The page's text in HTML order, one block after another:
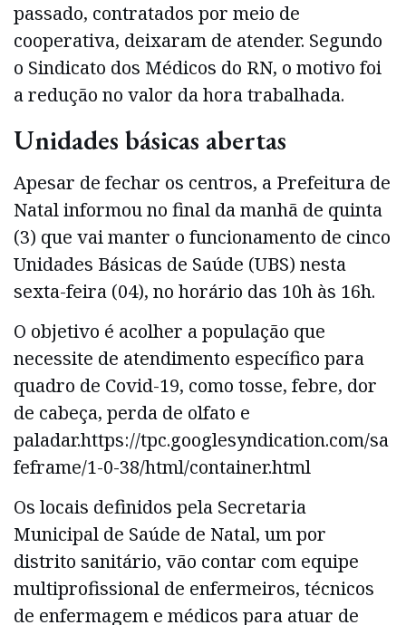
passado, contratados por meio de
cooperativa, deixaram de atender. Segundo
o Sindicato dos Médicos do RN, o motivo foi
a redução no valor da hora trabalhada.
Unidades básicas abertas
Apesar de fechar os centros, a Prefeitura de
Natal informou no final da manhã de quinta
(3) que vai manter o funcionamento de cinco
Unidades Básicas de Saúde (UBS) nesta
sexta-feira (04), no horário das 10h às 16h.
O objetivo é acolher a população que
necessite de atendimento específico para
quadro de Covid-19, como tosse, febre, dor
de cabeça, perda de olfato e
paladar.https://tpc.googlesyndication.com/sa
feframe/1-0-38/html/container.html
Os locais definidos pela Secretaria
Municipal de Saúde de Natal, um por
distrito sanitário, vão contar com equipe
multiprofissional de enfermeiros, técnicos
de enfermagem e médicos para atuar de